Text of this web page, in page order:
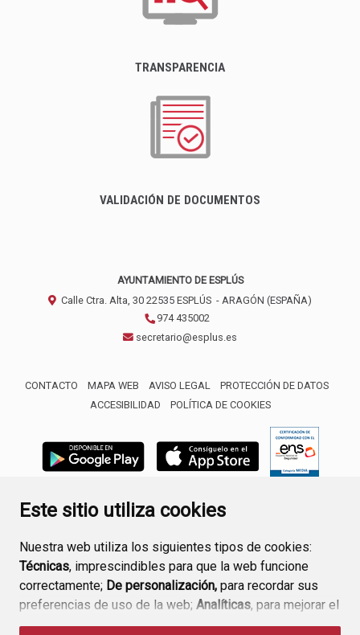
Este sitio utiliza cookies
Nuestra web utiliza los siguientes tipos de cookies:
Técnicas, imprescindibles para que la web funcione
correctamente; De personalización, para recordar sus
preferencias de uso de la web; Analíticas, para mejorar el
funcionamiento de la web y sus servicios.
TRANSPARENCIA
VALIDACIÓN DE DOCUMENTOS
AYUNTAMIENTO DE ESPLÚS
Calle Ctra. Alta, 30 22535 ESPLÚS - ARAGÓN (ESPAÑA)
974 435002
secretario@esplus.es
CONTACTO MAPA WEB AVISO LEGAL
PROTECCIÓN DE DATOS
ACCESIBILIDAD
POLÍTICA DE COOKIES